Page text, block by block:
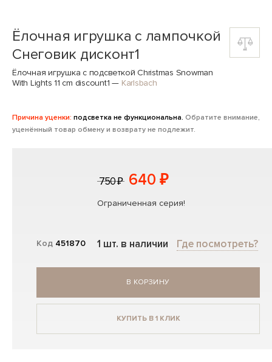
Ёлочная игрушка с лампочкой
Снеговик дисконт1
Ёлочная игрушка с подсветкой Christmas Snowman
With Lights 11 cm discount1 — Karlsbach
Причина уценки: подсветка не функциональна. Обратите внимание,
уценённый товар обмену и возврату не подлежит.
Код 451870
750 ₽ 640 ₽
Ограниченная серия!
1 шт. в наличии Где посмотреть?
В КОРЗИНУ
КУПИТЬ В 1 КЛИК